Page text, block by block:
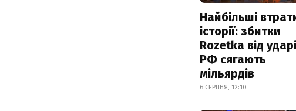
Найбільші
історії: збитки
Rozetka від
РФ сягають
мільярдів
6 СЕРПНЯ, 12:10